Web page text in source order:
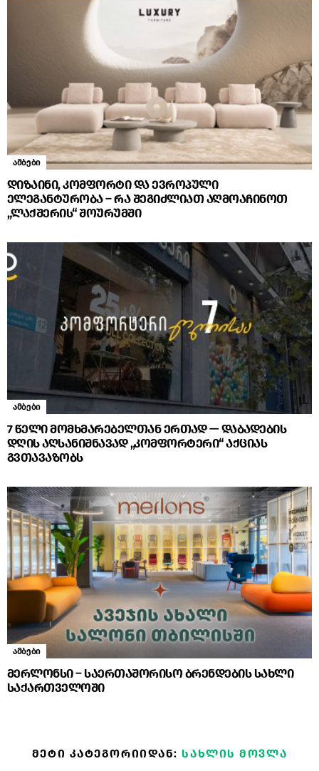
ამბები
დიზაინი, კომფორტი და ევროპული
ელეგანტურობა – რა შეგიძლიათ აღმოაჩინოთ
„ლაქშერის“ შოურუმში
ამბები
7 წელი მომხმარებელთან ერთად — დაბადების
დღის აღსანიშნავად „კომფორტერი“ აქციას
გვთავაზობს
ამბები
მერლონსი – საერთაშორისო ბრენდების სახლი
საქართველოში
ᲛᲔᲢᲘ ᲙᲐᲢᲔᲒᲝᲠᲘᲘᲓᲐᲜ:ᲡᲐᲮᲚᲘᲡ ᲛᲝᲕᲚᲐ